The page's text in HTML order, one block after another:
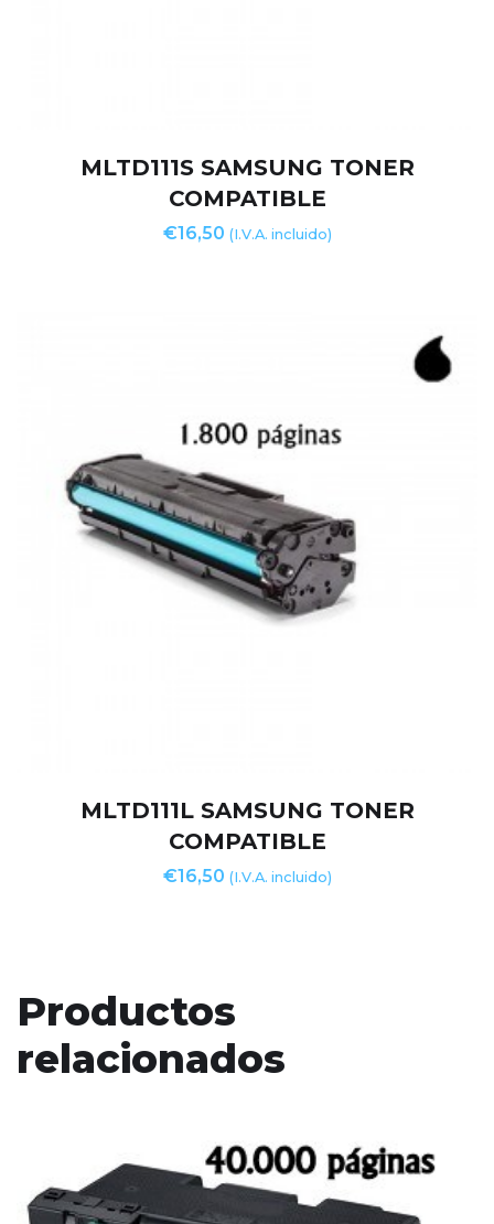
MLTD111S SAMSUNG TONER
COMPATIBLE
€16,50 (I.V.A. incluido)
MLTD111L SAMSUNG TONER
COMPATIBLE
€16,50 (I.V.A. incluido)
Productos
relacionados